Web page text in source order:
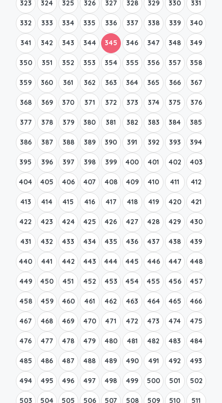
323 324 325 326 327 328 329 330 331
332 333 334 335 336 337 338 339 340
341 342 343 344 345 346 347 348 349
350 351 352 353 354 355 356 357 358
359 360 361 362 363 364 365 366 367
368 369 370 371 372 373 374 375 376
377 378 379 380 381 382 383 384 385
386 387 388 389 390 391 392 393 394
395 396 397 398 399 400 401 402 403
404 405 406 407 408 409 410 411 412
413 414 415 416 417 418 419 420 421
422 423 424 425 426 427 428 429 430
431 432 433 434 435 436 437 438 439
440 441 442 443 444 445 446 447 448
449 450 451 452 453 454 455 456 457
458 459 460 461 462 463 464 465 466
467 468 469 470 471 472 473 474 475
476 477 478 479 480 481 482 483 484
485 486 487 488 489 490 491 492 493
494 495 496 497 498 499 500 501 502
503 504 505 506 507 508 509 510 511